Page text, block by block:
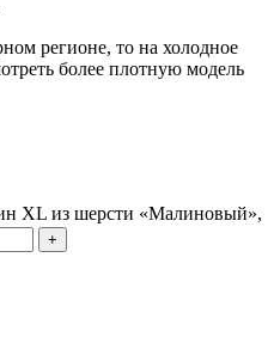
регионе, то на холодное
более плотную модель
XL из шерсти «Малиновый»,